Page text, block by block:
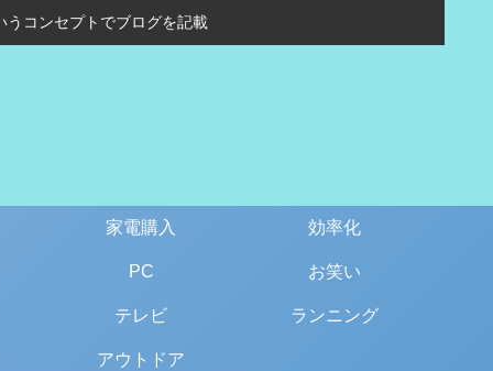
コンセプトでブログを記載
家電購入 効率化
PC お笑い
テレビ ランニング
アウトドア